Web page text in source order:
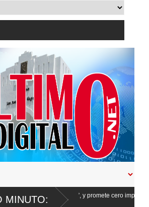
MINUTO:
la Policía”, y promete cero impunidad ante